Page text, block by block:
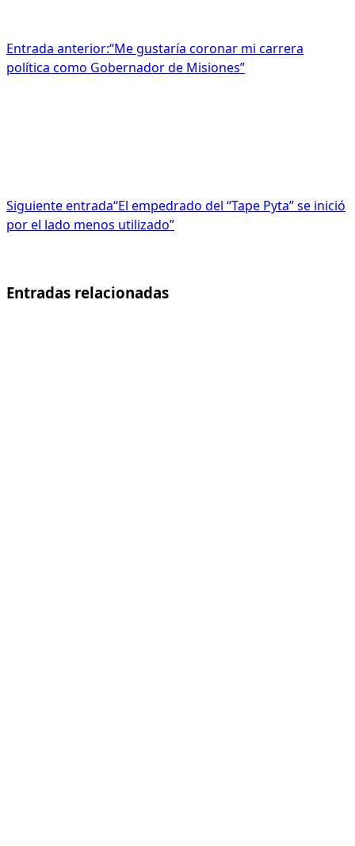
Entrada anterior:“Me gustaría coronar mi carrera
política como Gobernador de Misiones”
Siguiente entrada“El empedrado del “Tape Pyta” se inició
por el lado menos utilizado”
Entradas relacionadas